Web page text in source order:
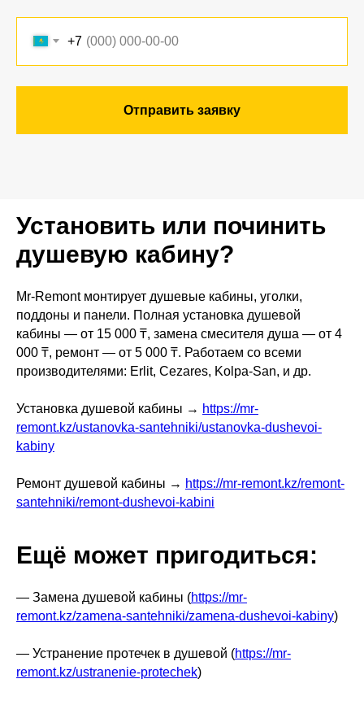
+7
Отправить заявку
Установить или починить
душевую кабину?
Mr-Remont монтирует душевые кабины, уголки,
поддоны и панели. Полная установка душевой
кабины — от 15 000 ₸, замена смесителя душа — от 4
000 ₸, ремонт — от 5 000 ₸. Работаем со всеми
производителями: Erlit, Cezares, Kolpa-San, и др.
Установка душевой кабины → https://mr-
remont.kz/ustanovka-santehniki/ustanovka-dushevoi-
kabiny
Ремонт душевой кабины → https://mr-remont.kz/remont-
santehniki/remont-dushevoi-kabini
Ещё может пригодиться:
— Замена душевой кабины (https://mr-
remont.kz/zamena-santehniki/zamena-dushevoi-kabiny)
— Устранение протечек в душевой (https://mr-
remont.kz/ustranenie-protechek)